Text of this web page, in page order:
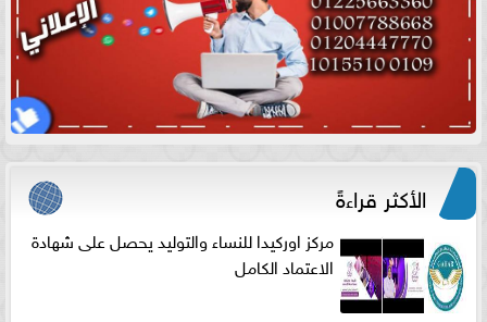
الأكثر قراءةً
مركز اوركيدا للنساء والتوليد يحصل على شهادة
الاعتماد الكامل